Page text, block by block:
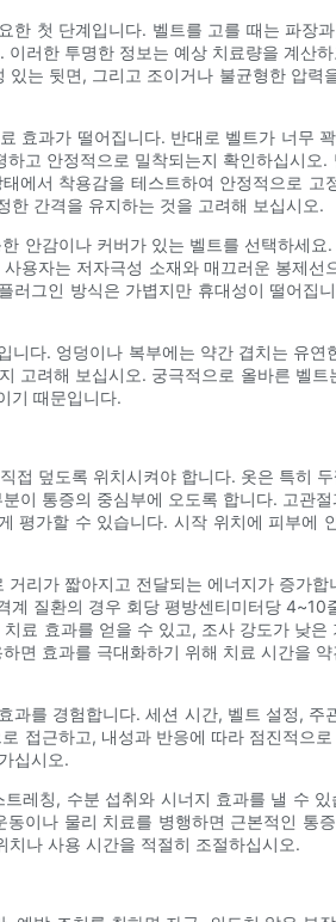
첫 단계입니다. 벨트를 고를 때는 파장
러한 투명한 정보는 예상 치료량을 계산
는 뒷면, 그리고 조이거나 불균형한 압력
효과가 떨어집니다. 반대로 벨트가 너무
고 안정적으로 밀착되는지 확인하십시오
에서 착용감을 테스트하여 안정적으로 고
한 간격을 유지하는 것을 고려해 보십시오.
안감이나 커버가 있는 벨트를 선택하세
용자는 저자극성 소재와 매끄러운 봉제선
그인 방식은 가볍지만 휴대성이 떨어집
다. 엉덩이나 복부에는 약간 겹치는 유
고려해 보십시오. 궁극적으로 올바른 벨
기 때문입니다.
덮도록 위치시켜야 합니다. 옷은 특히
이 통증의 중심부에 오도록 합니다. 고관
평가할 수 있습니다. 시작 위치에 피부에
리가 짧아지고 전달되는 에너지가 증가
질환의 경우 회당 평방센티미터당 4~10
료 효과를 얻을 수 있고, 조사 강도가 낮
면 효과를 극대화하기 위해 치료 시간을
를 경험합니다. 세션 시간, 벨트 설정, 주
접근하고, 내성과 반응에 따라 점진적으
십시오.
레칭, 수분 섭취와 시너지 효과를 낼 수
이나 물리 치료를 병행하면 근본적인 통
나 사용 시간을 적절히 조절하십시오.